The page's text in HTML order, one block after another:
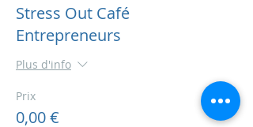
Stress Out Café
Entrepreneurs
Plus d'info
Prix
0,00 €